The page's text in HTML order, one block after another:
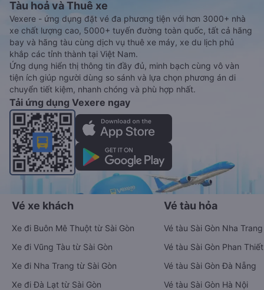
Tàu hoả và Thuê xe
Vexere - ứng dụng đặt vé đa phương tiện với hơn 3000+ nhà
xe chất lượng cao, 5000+ tuyến đường toàn quốc, tất cả hãng
bay và hãng tàu cùng dịch vụ thuê xe máy, xe du lịch phủ
khắp các tỉnh thành tại Việt Nam.
Ứng dụng hiển thị thông tin đầy đủ, minh bạch cùng vô vàn
tiện ích giúp người dùng so sánh và lựa chọn phương án di
chuyển tiết kiệm, nhanh chóng và phù hợp nhất.
Tải ứng dụng Vexere ngay
Vé xe khách
Xe đi Buôn Mê Thuột từ Sài Gòn
Xe đi Vũng Tàu từ Sài Gòn
Xe đi Nha Trang từ Sài Gòn
Xe đi Đà Lạt từ Sài Gòn
Vé tàu hỏa
Vé tàu Sài Gòn Nha Trang
Vé tàu Sài Gòn Phan Thiết
Vé tàu Sài Gòn Đà Nẵng
Vé tàu Sài Gòn Hà Nội